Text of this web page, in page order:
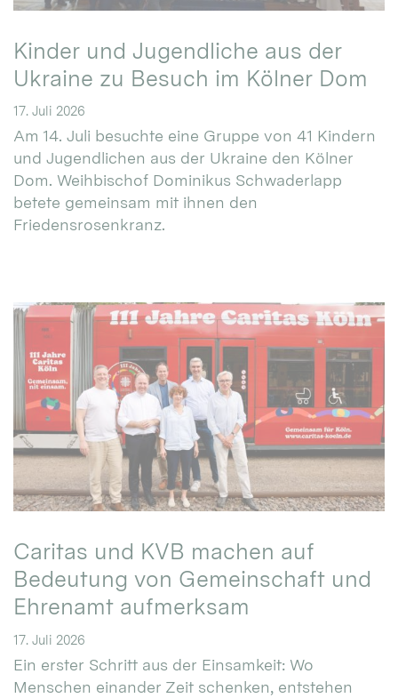
Kinder und Jugendliche aus der
Ukraine zu Besuch im Kölner Dom
17. Juli 2026
Am 14. Juli besuchte eine Gruppe von 41 Kindern
und Jugendlichen aus der Ukraine den Kölner
Dom. Weihbischof Dominikus Schwaderlapp
betete gemeinsam mit ihnen den
Friedensrosenkranz.
Caritas und KVB machen auf
Bedeutung von Gemeinschaft und
Ehrenamt aufmerksam
17. Juli 2026
Ein erster Schritt aus der Einsamkeit: Wo
Menschen einander Zeit schenken, entstehen